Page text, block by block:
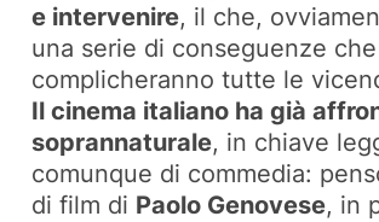
e intervenire, il che,
una serie di conseguenze che
complicheranno tutte le
Il cinema italiano ha già
soprannaturale, in chiave
comunque di commedia:
di film di Paolo Genovese, in